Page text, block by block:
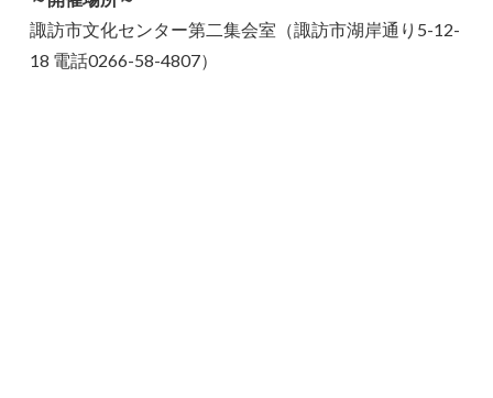
諏訪市文化センター第二集会室（諏訪市湖岸通り5-12-
18 電話0266-58-4807）